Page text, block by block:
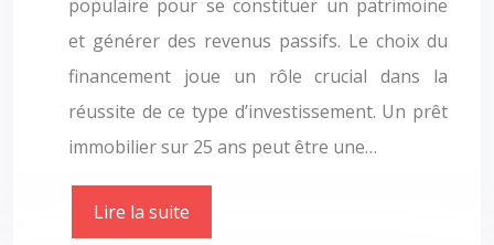
populaire pour se constituer un patrimoine
et générer des revenus passifs. Le choix du
financement joue un rôle crucial dans la
réussite de ce type d’investissement. Un prêt
immobilier sur 25 ans peut être une…
Lire la suite